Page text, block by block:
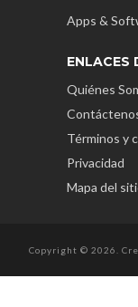
Apps &
ENLACES
Quiénes
Términos y
Privacidad
Mapa del
Copyright © 2026.